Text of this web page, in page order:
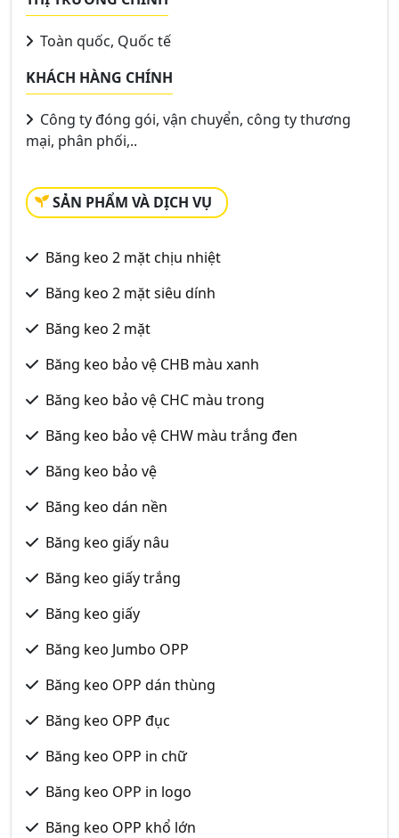
Toàn quốc, Quốc tế
KHÁCH HÀNG CHÍNH
Công ty đóng gói, vận chuyển, công ty thương
mại, phân phối,..
SẢN PHẨM VÀ DỊCH VỤ
Băng keo 2 mặt chịu nhiệt
Băng keo 2 mặt siêu dính
Băng keo 2 mặt
Băng keo bảo vệ CHB màu xanh
Băng keo bảo vệ CHC màu trong
Băng keo bảo vệ CHW màu trắng đen
Băng keo bảo vệ
Băng keo dán nền
Băng keo giấy nâu
Băng keo giấy trắng
Băng keo giấy
Băng keo Jumbo OPP
Băng keo OPP dán thùng
Băng keo OPP đục
Băng keo OPP in chữ
Băng keo OPP in logo
Băng keo OPP khổ lớn